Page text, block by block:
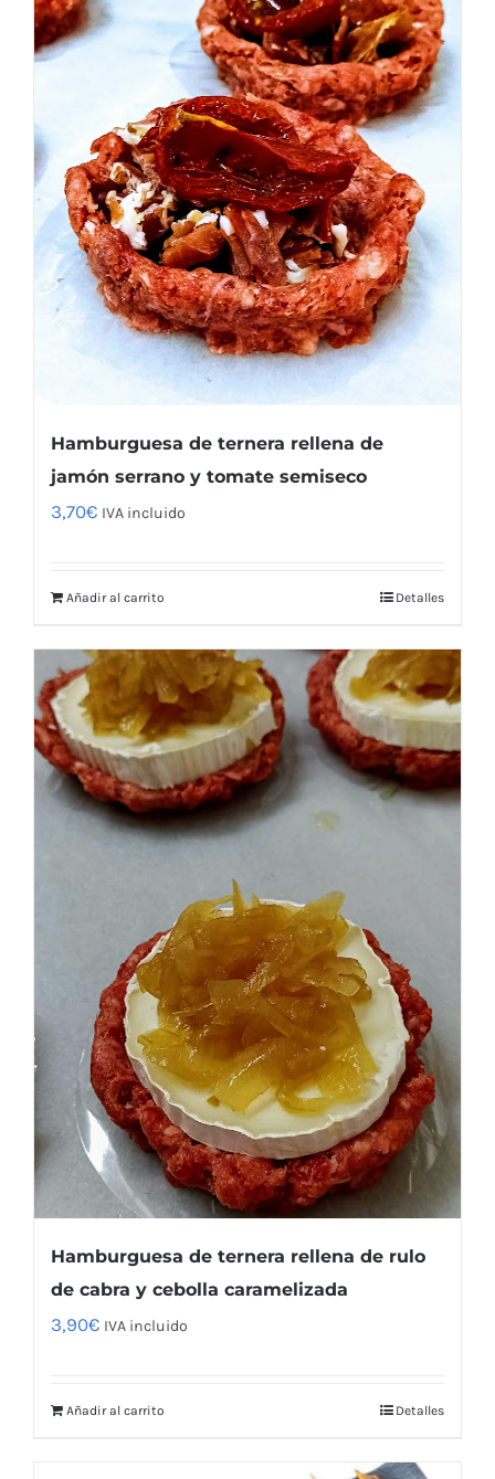
Hamburguesa de ternera rellena de
jamón serrano y tomate semiseco
3,70€ IVA incluido
Añadir al carrito Detalles
Hamburguesa de ternera rellena de rulo
de cabra y cebolla caramelizada
3,90€ IVA incluido
Añadir al carrito Detalles